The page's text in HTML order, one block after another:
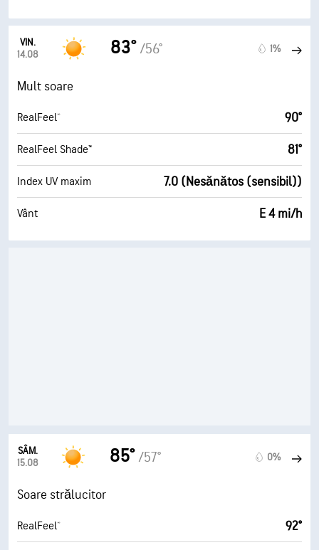
VIN.
14.08
83° /56° 1%
Mult soare
RealFeel® 90°
RealFeel Shade™ 81°
Index UV maxim 7.0 (Nesănătos (sensibil))
Vânt E 4 mi/h
SÂM.
15.08
85° /57° 0%
Soare strălucitor
RealFeel® 92°